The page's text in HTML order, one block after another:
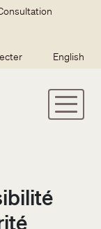
English